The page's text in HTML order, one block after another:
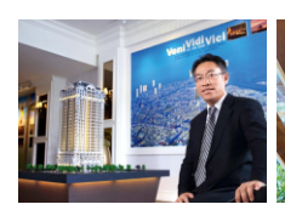
到人生答案